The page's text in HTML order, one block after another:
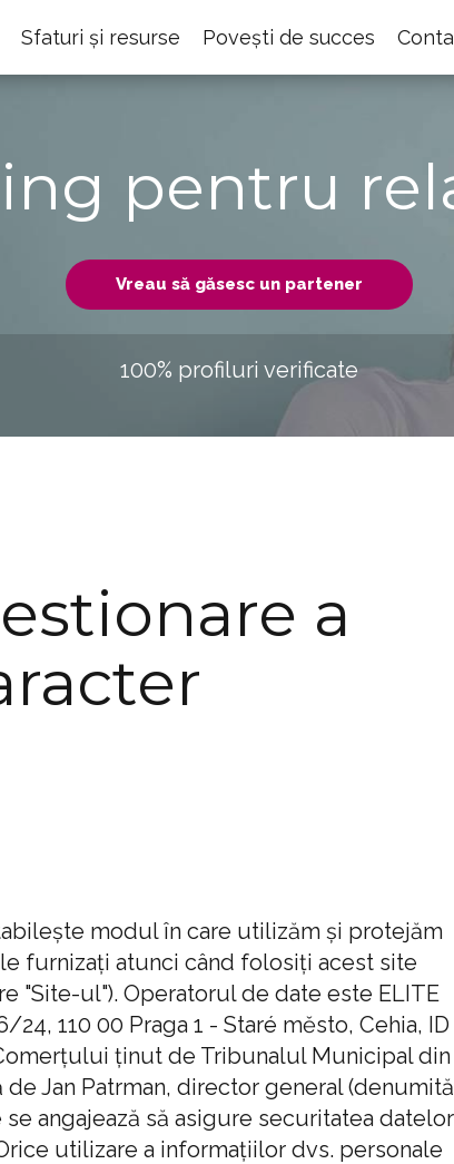
Sfaturi și resurse Povești de succes
pentru
Vreau să găsesc un partener
100% profiluri verificate
a
modul în care utilizăm și protejăm
furnizați atunci când folosiți acest site
"Site-ul"). Operatorul de date este ELITE
24, 110 00 Praga 1 - Staré město, Cehia, ID
ținut de Tribunalul Municipal din
de Jan Patrman, director general (denumită
se angajează să asigure securitatea datelor
utilizare a informațiilor dvs. personale